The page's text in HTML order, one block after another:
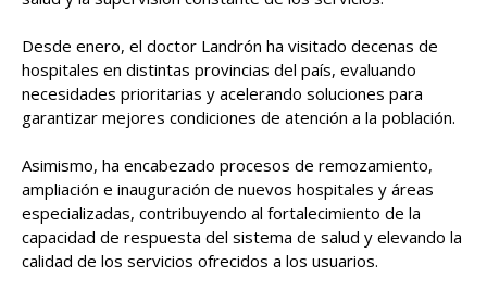
Desde enero, el doctor Landrón ha visitado decenas de
hospitales en distintas provincias del país, evaluando
necesidades prioritarias y acelerando soluciones para
garantizar mejores condiciones de atención a la población.
Asimismo, ha encabezado procesos de remozamiento,
ampliación e inauguración de nuevos hospitales y áreas
especializadas, contribuyendo al fortalecimiento de la
capacidad de respuesta del sistema de salud y elevando la
calidad de los servicios ofrecidos a los usuarios.